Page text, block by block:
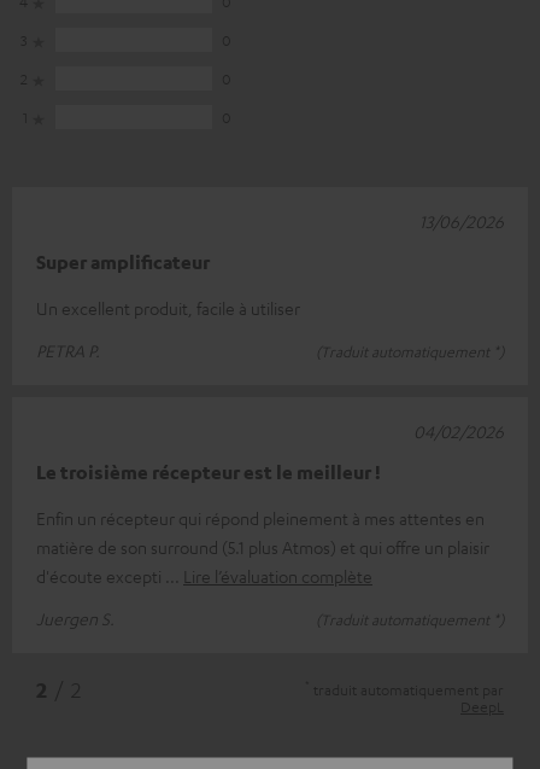
Super amplificateur
Un excellent produit, facile à utiliser
PETRA P.
(Traduit automatiquement *)
13/06/2026
Le troisième récepteur est le meilleur !
Enfin un récepteur qui répond pleinement à mes attentes en
matière de son surround (5.1 plus Atmos) et qui offre un plaisir
d'écoute excepti
Lire l’évaluation complète
Juergen S.
(Traduit automatiquement *)
04/02/2026